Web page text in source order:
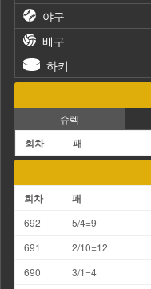
야구
배구
하키
슈렉
회차 패
회차 패
692 5/4=9
691
2/10=12
690
3/1=4